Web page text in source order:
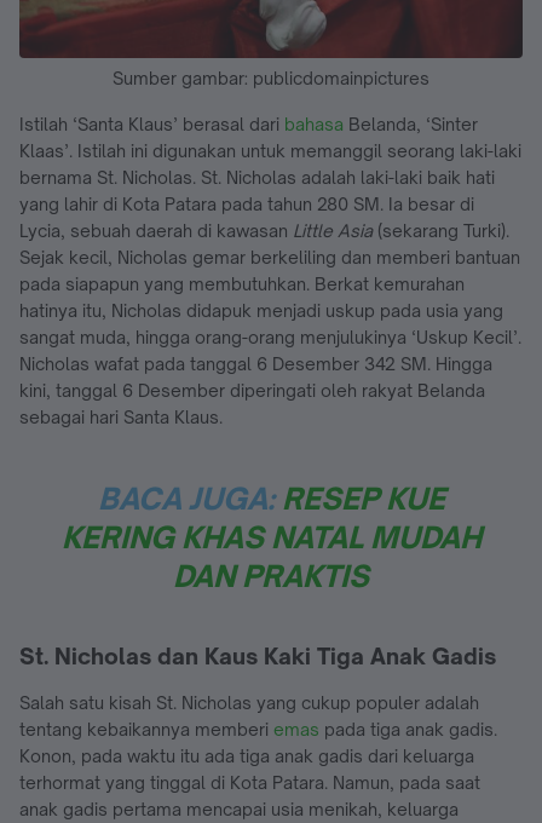
Sumber gambar: publicdomainpictures
Istilah ‘Santa Klaus’ berasal dari bahasa Belanda, ‘Sinter
Klaas’. Istilah ini digunakan untuk memanggil seorang laki-laki
bernama St. Nicholas. St. Nicholas adalah laki-laki baik hati
yang lahir di Kota Patara pada tahun 280 SM. Ia besar di
Lycia, sebuah daerah di kawasan Little Asia(sekarang Turki).
Sejak kecil, Nicholas gemar berkeliling dan memberi bantuan
pada siapapun yang membutuhkan. Berkat kemurahan
hatinya itu, Nicholas didapuk menjadi uskup pada usia yang
sangat muda, hingga orang-orang menjulukinya ‘Uskup Kecil’.
Nicholas wafat pada tanggal 6 Desember 342 SM. Hingga
kini, tanggal 6 Desember diperingati oleh rakyat Belanda
sebagai hari Santa Klaus.
BACA JUGA: RESEP KUE
KERING KHAS NATAL MUDAH
DAN PRAKTIS
St. Nicholas dan Kaus Kaki Tiga Anak Gadis
Salah satu kisah St. Nicholas yang cukup populer adalah
tentang kebaikannya memberi emas pada tiga anak gadis.
Konon, pada waktu itu ada tiga anak gadis dari keluarga
terhormat yang tinggal di Kota Patara. Namun, pada saat
anak gadis pertama mencapai usia menikah, keluarga